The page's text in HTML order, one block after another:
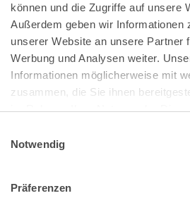
können und die Zugriffe auf unsere
Außerdem geben wir Informationen
unserer Website an unsere Partner
Werbung und Analysen weiter.
Informationen möglicherweise mit
zusammen, die Sie ihnen
im Rahmen Ihrer Nutzung der
Impressum
Notwendig
Präferenzen
Bundeskanzlerplatz 2
53113 Bonn
Pressemitteilungen|AGB
Impressum|Datenschutz